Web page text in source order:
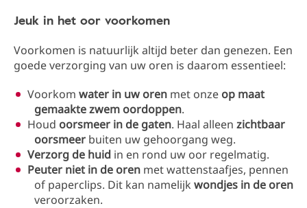
Jeuk in het oor voorkomen
Voorkomen is natuurlijk altijd beter dan genezen. Een
goede verzorging van uw oren is daarom essentieel:
Voorkom water in uw oren met onze op maat
gemaakte zwem oordoppen.
Houd oorsmeer in de gaten. Haal alleen zichtbaar
oorsmeer buiten uw gehoorgang weg.
Verzorg de huid in en rond uw oor regelmatig.
Peuter niet in de oren met wattenstaafjes, pennen
of paperclips. Dit kan namelijk wondjes in de oren
veroorzaken.